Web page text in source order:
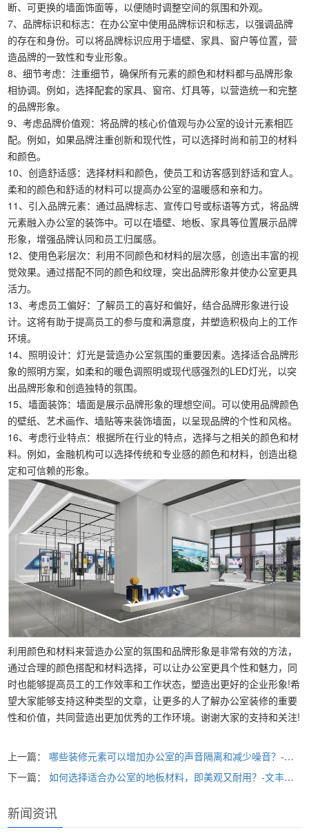
断、可更换的墙面饰面等，以便随时调整空间的氛围和外观。
7、品牌标识和标志：在办公室中使用品牌标识和标志，以强调品牌
的存在和身份。可以将品牌标识应用于墙壁、家具、窗户等位置，营
造品牌的一致性和专业形象。
8、细节考虑：注重细节，确保所有元素的颜色和材料都与品牌形象
相协调。例如，选择配套的家具、窗帘、灯具等，以营造统一和完整
的品牌形象。
9、考虑品牌价值观：将品牌的核心价值观与办公室的设计元素相匹
配。例如，如果品牌注重创新和现代性，可以选择时尚和前卫的材料
和颜色。
10、创造舒适感：选择材料和颜色，使员工和访客感到舒适和宜人。
柔和的颜色和舒适的材料可以提高办公室的温暖感和亲和力。
11、引入品牌元素：通过品牌标志、宣传口号或标语等方式，将品牌
元素融入办公室的装饰中。可以在墙壁、地板、家具等位置展示品牌
形象，增强品牌认同和员工归属感。
12、使用色彩层次：利用不同颜色和材料的层次感，创造出丰富的视
觉效果。通过搭配不同的颜色和纹理，突出品牌形象并使办公室更具
活力。
13、考虑员工偏好：了解员工的喜好和偏好，结合品牌形象进行设
计。这将有助于提高员工的参与度和满意度，并塑造积极向上的工作
环境。
14、照明设计：灯光是营造办公室氛围的重要因素。选择适合品牌形
象的照明方案，如柔和的暖色调照明或现代感强烈的LED灯光，以突
出品牌形象和创造独特的氛围。
15、墙面装饰：墙面是展示品牌形象的理想空间。可以使用品牌颜色
的壁纸、艺术画作、墙贴等来装饰墙面，以呈现品牌的个性和风格。
16、考虑行业特点：根据所在行业的特点，选择与之相关的颜色和材
料。例如，金融机构可以选择传统和专业感的颜色和材料，创造出稳
定和可信赖的形象。
利用颜色和材料来营造办公室的氛围和品牌形象是非常有效的方法，
通过合理的颜色搭配和材料选择，可以让办公室更具个性和魅力，同
时也能够提高员工的工作效率和工作状态，塑造出更好的企业形象!希
望大家能够支持这种类型的文章，让更多的人了解办公室装修的重要
性和价值，共同营造出更加优秀的工作环境。谢谢大家的支持和关注!
上一篇： 哪些装修元素可以增加办公室的声音隔离和减少噪音？-文丰装饰装修公司
下一篇：如何选择适合办公室的地板材料，即美观又耐用？-文丰装饰装修公司
新闻资讯